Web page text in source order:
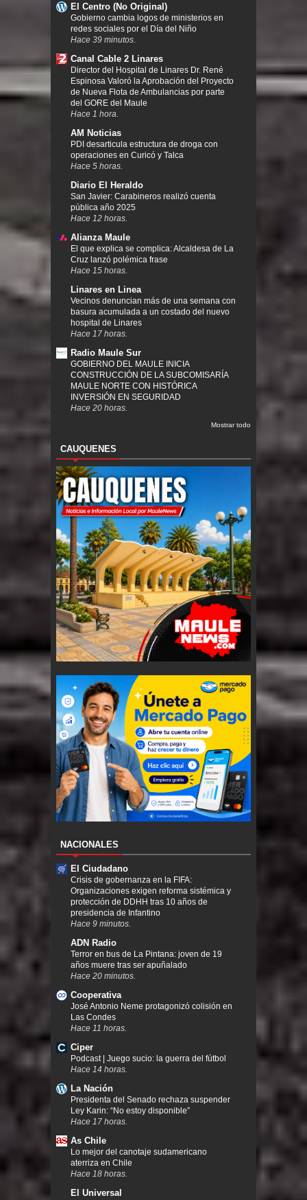
El Centro (No Original)
Gobierno cambia logos de ministerios en
redes sociales por el Día del Niño
Hace 39 minutos.
Canal Cable 2 Linares
Director del Hospital de Linares Dr. René
Espinosa Valoró la Aprobación del Proyecto
de Nueva Flota de Ambulancias por parte
del GORE del Maule
Hace 1 hora.
AM Noticias
PDI desarticula estructura de droga con
operaciones en Curicó y Talca
Hace 5 horas.
Diario El Heraldo
San Javier: Carabineros realizó cuenta
pública año 2025
Hace 12 horas.
Alianza Maule
El que explica se complica: Alcaldesa de La
Cruz lanzó polémica frase
Hace 15 horas.
Linares en Linea
Vecinos denuncian más de una semana con
basura acumulada a un costado del nuevo
hospital de Linares
Hace 17 horas.
Radio Maule Sur
GOBIERNO DEL MAULE INICIA
CONSTRUCCIÓN DE LA SUBCOMISARÍA
MAULE NORTE CON HISTÓRICA
INVERSIÓN EN SEGURIDAD
Hace 20 horas.
Mostrar todo
CAUQUENES
NACIONALES
El Ciudadano
Crisis de gobernanza en la FIFA:
Organizaciones exigen reforma sistémica y
protección de DDHH tras 10 años de
presidencia de Infantino
Hace 9 minutos.
ADN Radio
Terror en bus de La Pintana: joven de 19
años muere tras ser apuñalado
Hace 20 minutos.
Cooperativa
José Antonio Neme protagonizó colisión en
Las Condes
Hace 11 horas.
Ciper
Podcast | Juego sucio: la guerra del fútbol
Hace 14 horas.
La Nación
Presidenta del Senado rechaza suspender
Ley Karin: “No estoy disponible”
Hace 17 horas.
As Chile
Lo mejor del canotaje sudamericano
aterriza en Chile
Hace 18 horas.
El Universal